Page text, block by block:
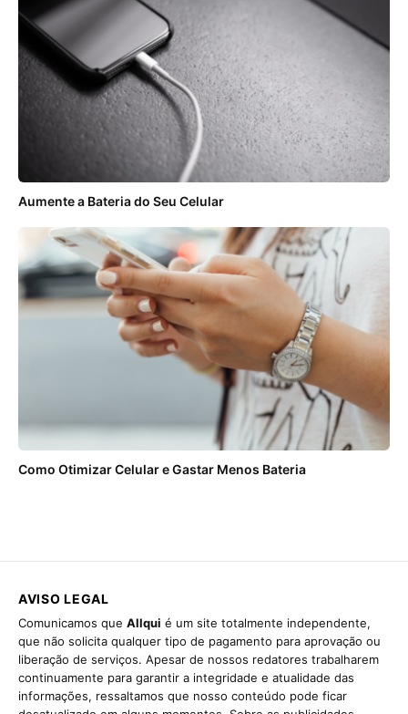
Aumente a Bateria do Seu Celular
Como Otimizar Celular e Gastar Menos Bateria
AVISO LEGAL
Comunicamos que Allqui é um site totalmente independente,
que não solicita qualquer tipo de pagamento para aprovação ou
liberação de serviços. Apesar de nossos redatores trabalharem
continuamente para garantir a integridade e atualidade das
informações, ressaltamos que nosso conteúdo pode ficar